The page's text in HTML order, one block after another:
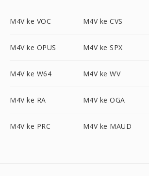
M4V ke VOC M4V ke CVS
M4V ke OPUS M4V ke SPX
M4V ke W64 M4V ke WV
M4V ke RA M4V ke OGA
M4V ke PRC M4V ke MAUD